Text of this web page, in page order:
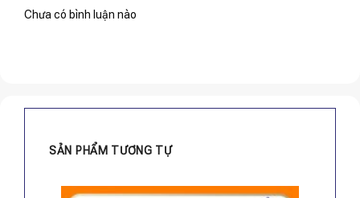
Chưa có bình luận nào
SẢN PHẨM TƯƠNG TỰ